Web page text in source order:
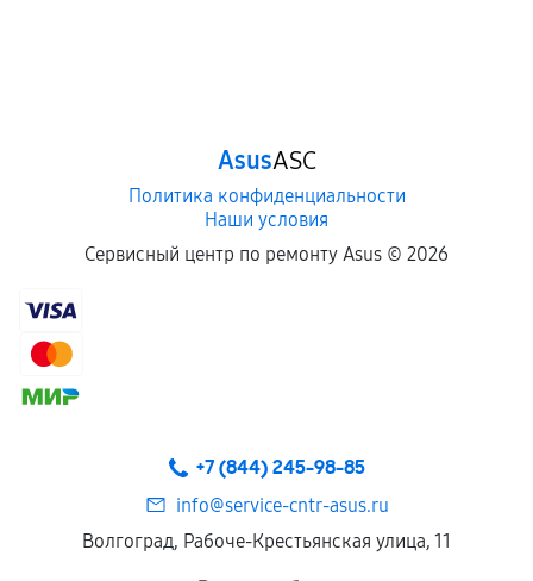
AsusASC
Политика конфиденциальности
Наши условия
Сервисный центр по ремонту Asus © 2026
+7 (844) 245-98-85
info@service-cntr-asus.ru
Волгоград, Рабоче-Крестьянская улица, 11